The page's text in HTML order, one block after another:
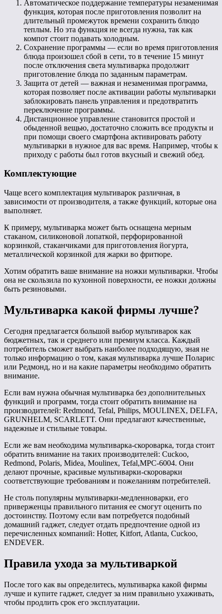
Автоматическое поддержание температуры незаменимая
функция, которая после приготовления позволит на
длительный промежуток времени сохранить блюдо
теплым. Но эта функция не всегда нужна, так как
компот стоит подавать холодным.
Сохранение программы — если во время приготовления
блюда произошел сбой в сети, то в течение 15 минут
после отключения света мультиварка продолжит
приготовление блюда по заданным параметрам.
Защита от детей — важная и незаменимая программа,
которая позволяет после активации работы мультиварки
заблокировать панель управления и предотвратить
переключение программы.
Дистанционное управление становится простой и
обыденной вещью, достаточно сложить все продукты и
при помощи своего смартфона активировать работу
мультиварки в нужное для вас время. Например, чтобы к
приходу с работы был готов вкусный и свежий обед.
Комплектующие
Чаще всего комплектация мультиварок различная, в
зависимости от производителя, а также функций, которые она
выполняет.
К примеру, мультиварка может быть оснащена мерным
стаканом, силиконовой лопаткой, перфорированной
корзинкой, стаканчиками для приготовления йогурта,
металлической корзинкой для жарки во фритюре.
Хотим обратить ваше внимание на ножки мультиварки. Чтобы
она не скользила по кухонной поверхности, ее ножки должны
быть резиновыми.
Мультиварка какой фирмы лучше?
Сегодня предлагается большой выбор мультиварок как
бюджетных, так и среднего или премиум класса. Каждый
потребитель сможет выбрать наиболее подходящую, зная не
только информацию о том, какая мультиварка лучше Поларис
или Редмонд, но и на какие параметры необходимо обратить
внимание.
Если вам нужна обычная мультиварка без дополнительных
функций и программ, тогда стоит обратить внимание на
производителей: Redmond, Tefal, Philips, MOULINEX, DELFA,
GRUNHELM, SCARLETT. Они предлагают качественные,
надежные и стильные товары.
Если же вам необходима мультиварка-скороварка, тогда стоит
обратить внимание на таких производителей: Cuckoo,
Redmond, Polaris, Midea, Moulinex, Tefal,MPC-6004. Они
делают прочные, красивые мультиварки-скороварки
соответствующие требованиям и пожеланиям потребителей.
Не столь популярны мультиварки-медленноварки, его
приверженцы правильного питания ее смогут оценить по
достоинству. Поэтому если вам потребуется подобный
домашний гаджет, следует отдать предпочтение одной из
перечисленных компаний: Hotter, Kitfort, Atlanta, Cuckoo,
ENDEVER.
Правила ухода за мультиваркой
После того как вы определитесь, мультиварка какой фирмы
лучше и купите гаджет, следует за ним правильно ухаживать,
чтобы продлить срок его эксплуатации.